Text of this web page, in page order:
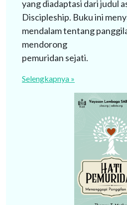
yang diadaptasi dari judul
Discipleship. Buku ini
mendalam tentang
mendorong
pemuridan sejati.
Selengkapnya »
oleh banjirnya informasi,
untuk terus melakukan
penemuan-penemuan
ketinggalan dan
sezamannya.
Selengkapnya »